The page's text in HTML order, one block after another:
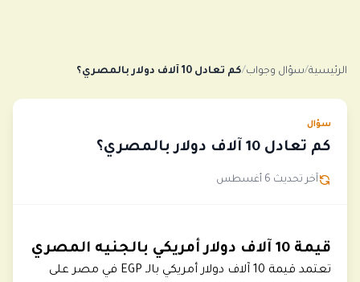
الرئيسية/سؤال وجواب/كم تعادل 10 آلاف دولار بالمصري؟
سؤال
كم تعادل 10 آلاف دولار بالمصري؟
آخر تحديث 6 أغسطس
قيمة 10 آلاف دولار أمريكي بالجنيه المصري
تعتمد قيمة 10 آلاف دولار أمريكي بالـ EGP في مصر على